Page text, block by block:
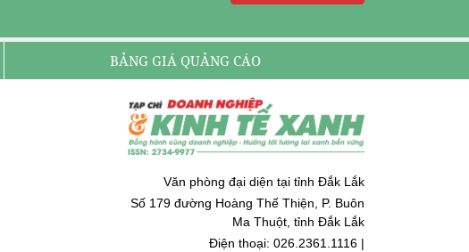
BẢNG GIÁ QUẢNG CÁO
Văn phòng đại diện tại tỉnh Đắk Lắk
Số 179 đường Hoàng Thế Thiện, P. Buôn
Ma Thuột, tỉnh Đắk Lắk
Điện thoại: 026.2361.1116 |